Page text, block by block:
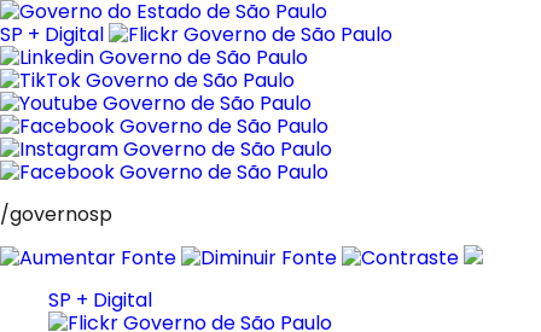
Pular
para
o
conteúdo
SP + Digital
/governosp
SP + Digital